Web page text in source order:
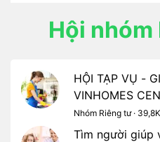
Hội
HỘI TẠP VỤ -
VINHOMES
Nhóm Riêng tư ·
Tìm người giúp